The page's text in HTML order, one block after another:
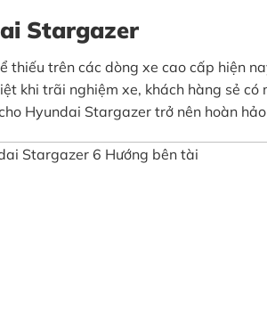
Stargazer
thiếu trên các dòng xe cao cấp hiện
khi trãi nghiệm xe, khách hàng sẻ
Hyundai Stargazer trở nên hoàn